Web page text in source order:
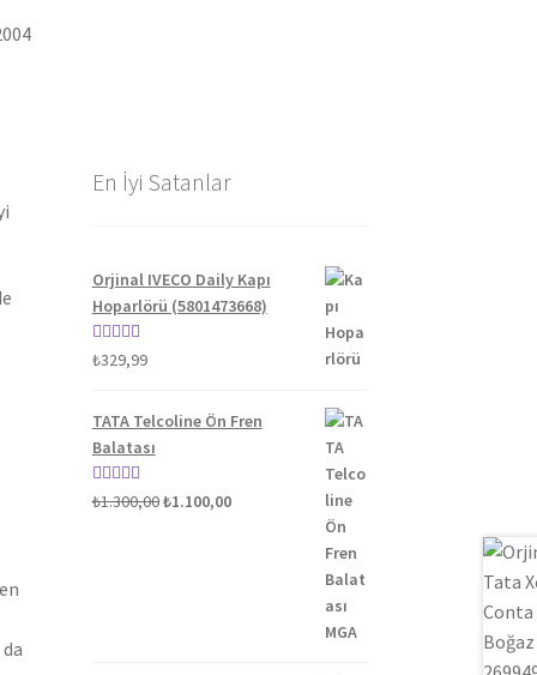
En İyi Satanlar
Orjinal IVECO Daily Kapı
Hoparlörü (5801473668)
5 üzerinden
₺329,99
TATA Telcoline Ön Fren
Balatası
5 üzerinden
₺1.300,00Orijinal
₺1.100,00Şu